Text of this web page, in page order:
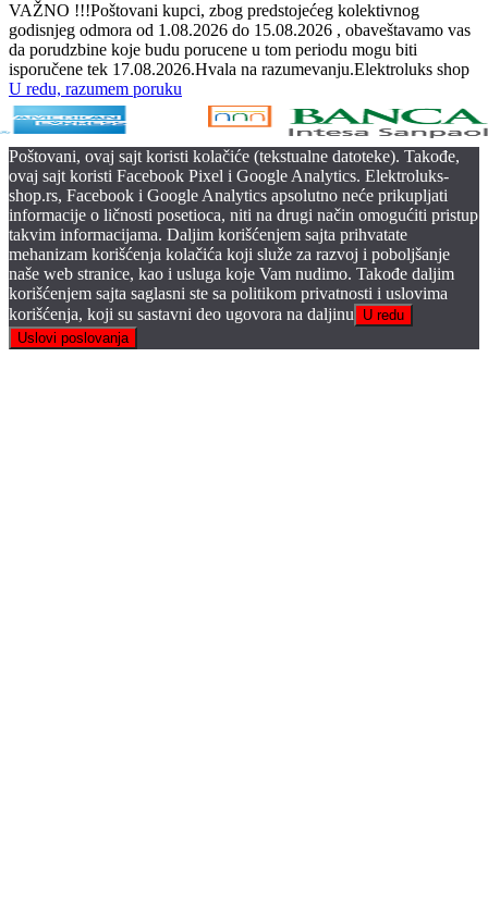
VAŽNO !!!Poštovani kupci, zbog predstojećeg kolektivnog
godisnjeg odmora od 1.08.2026 do 15.08.2026 , obaveštavamo vas
da porudzbine koje budu porucene u tom periodu mogu biti
isporučene tek 17.08.2026.Hvala na razumevanju.Elektroluks shop
U redu, razumem poruku
Poštovani, ovaj sajt koristi kolačiće (tekstualne datoteke). Takođe,
ovaj sajt koristi Facebook Pixel i Google Analytics. Elektroluks-
shop.rs, Facebook i Google Analytics apsolutno neće prikupljati
informacije o ličnosti posetioca, niti na drugi način omogućiti pristup
takvim informacijama. Daljim korišćenjem sajta prihvatate
mehanizam korišćenja kolačića koji služe za razvoj i poboljšanje
naše web stranice, kao i usluga koje Vam nudimo. Takođe daljim
korišćenjem sajta saglasni ste sa politikom privatnosti i uslovima
korišćenja, koji su sastavni deo ugovora na daljinu
U redu
Uslovi poslovanja